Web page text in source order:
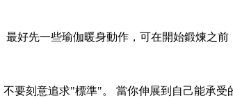
好先一些瑜伽暖身動作，可在開始鍛煉之前
要刻意追求"標準"。 當你伸展到自己能承受